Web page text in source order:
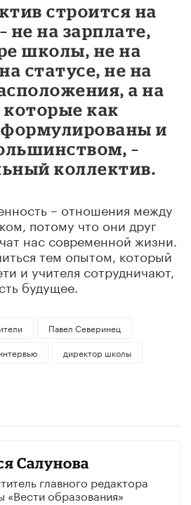
строится на
не на зарплате,
школы, не на
статусе, не на
а на
как
и
–
коллектив.
– отношения между
потому что они друг
нас современной жизни.
тем опытом, который
и учителя сотрудничают,
будущее.
Павел Северинец
директор школы
Салунова
главного редактора
«Вести образования»